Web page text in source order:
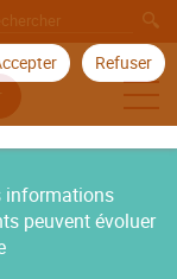
Refuser
informations
peuvent évoluer